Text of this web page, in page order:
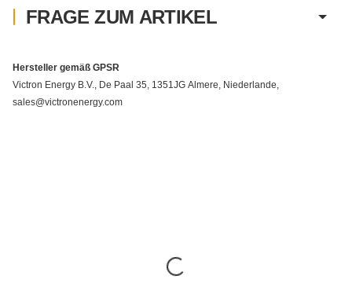
FRAGE ZUM ARTIKEL
Hersteller gemäß GPSR
Victron Energy B.V., De Paal 35, 1351JG Almere, Niederlande,
sales@victronenergy.com